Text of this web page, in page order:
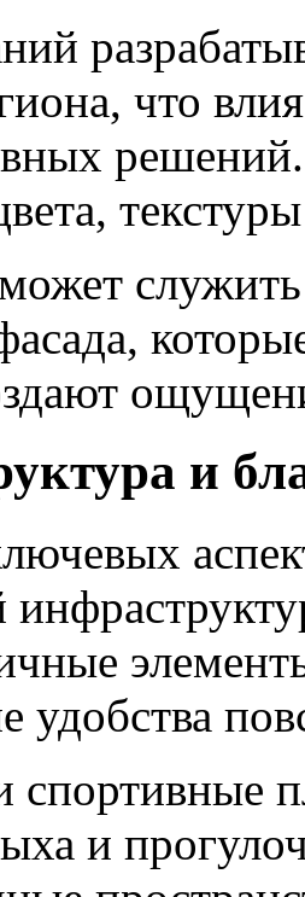
что
служить
и
удобства
спортивные
и